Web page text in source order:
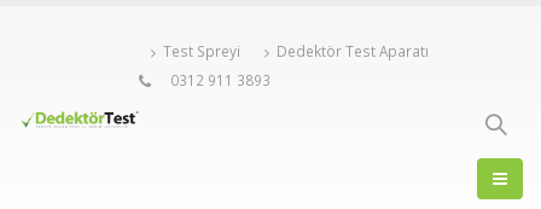
Test Spreyi
Dedektör Test Aparatı
0312 911 3893